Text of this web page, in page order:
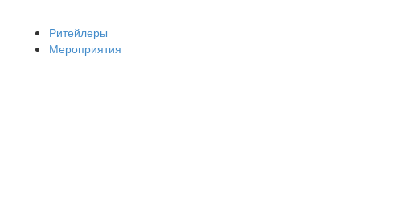
Ритейлеры
Мероприятия